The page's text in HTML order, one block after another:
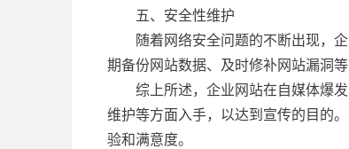
五、安全性维护
随着网络安全问题的不断出现，
期备份网站数据、及时修补网站漏洞
综上所述，企业网站在自媒体爆
维护等方面入手，以达到宣传的目的
验和满意度。